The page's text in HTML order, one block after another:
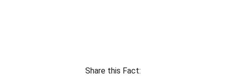
Share this Fact: